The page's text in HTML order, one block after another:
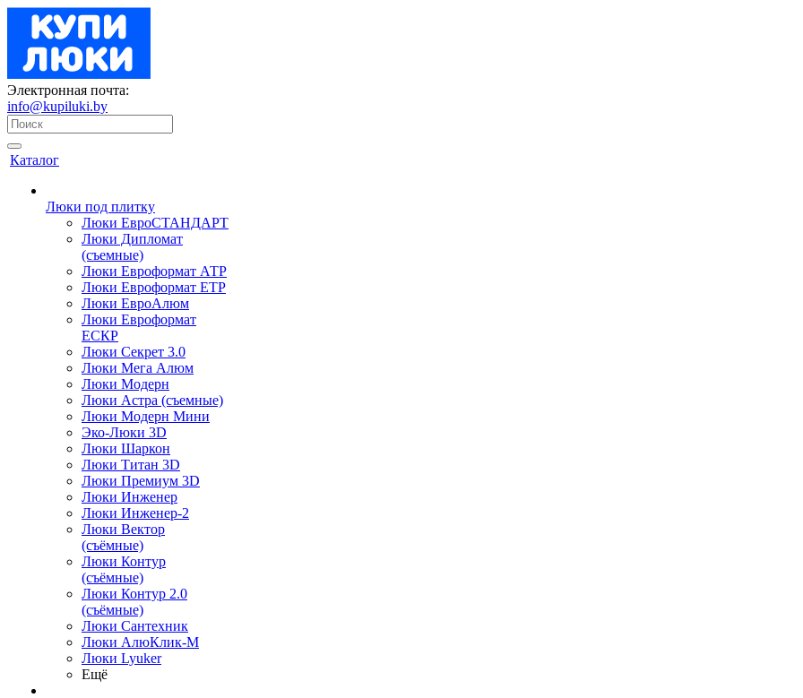
Электронная почта:
info@kupiluki.by
Каталог
Люки под плитку
Люки ЕвроСТАНДАРТ
Люки Дипломат
(съемные)
Люки Евроформат АТР
Люки Евроформат ЕТР
Люки ЕвроАлюм
Люки Евроформат
ЕСКР
Люки Секрет 3.0
Люки Мега Алюм
Люки Модерн
Люки Астра (съемные)
Люки Модерн Мини
Эко-Люки 3D
Люки Шаркон
Люки Титан 3D
Люки Премиум 3D
Люки Инженер
Люки Инженер-2
Люки Вектор
(съёмные)
Люки Контур
(съёмные)
Люки Контур 2.0
(съёмные)
Люки Сантехник
Люки АлюКлик-М
Люки Lyuker
Ещё